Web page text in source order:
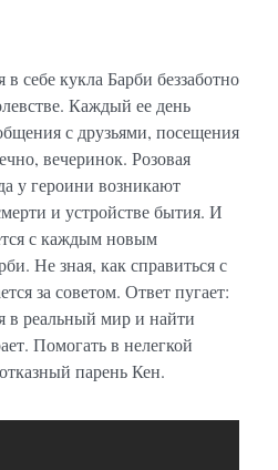
себе кукла Барби беззаботно
Каждый ее день
с друзьями, посещения
вечеринок. Розовая
у героини возникают
и устройстве бытия. И
с каждым новым
Не зная, как справиться с
за советом. Ответ пугает:
в реальный мир и найти
Помогать в нелегкой
парень Кен.